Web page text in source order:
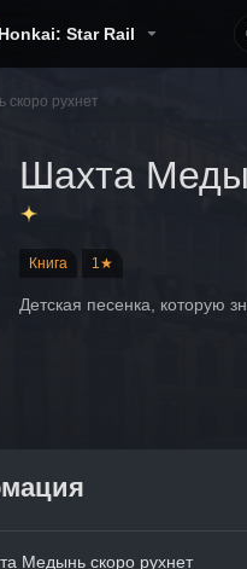
Honkai: Star Rail
рухнет
Шахта
Книга 1★
Детская песенка, которую
Медынь скоро рухнет